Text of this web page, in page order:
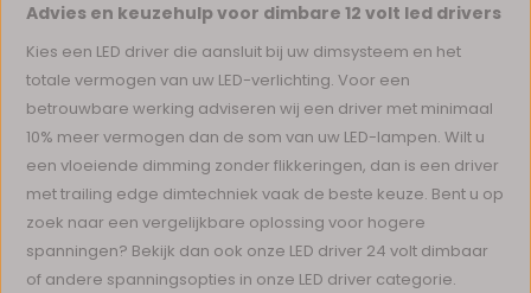
Advies en keuzehulp voor dimbare 12 volt led drivers
Kies een LED driver die aansluit bij uw dimsysteem en het
totale vermogen van uw LED-verlichting. Voor een
betrouwbare werking adviseren wij een driver met minimaal
10% meer vermogen dan de som van uw LED-lampen. Wilt u
een vloeiende dimming zonder flikkeringen, dan is een driver
met trailing edge dimtechniek vaak de beste keuze. Bent u op
zoek naar een vergelijkbare oplossing voor hogere
spanningen? Bekijk dan ook onze LED driver 24 volt dimbaar
of andere spanningsopties in onze LED driver categorie.